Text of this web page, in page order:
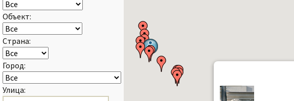
Объект:
Страна:
Город:
Улица: